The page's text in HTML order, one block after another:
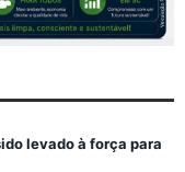
levado à força para